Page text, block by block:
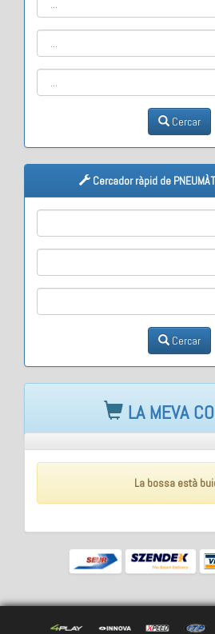
Cercar
Cercador ràpid de
Cercar
LA MEVA
La bossa està